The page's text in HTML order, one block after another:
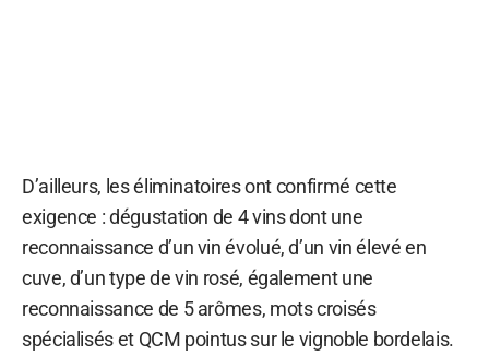
D’ailleurs, les éliminatoires ont confirmé cette
exigence : dégustation de 4 vins dont une
reconnaissance d’un vin évolué, d’un vin élevé en
cuve, d’un type de vin rosé, également une
reconnaissance de 5 arômes, mots croisés
spécialisés et QCM pointus sur le vignoble bordelais.